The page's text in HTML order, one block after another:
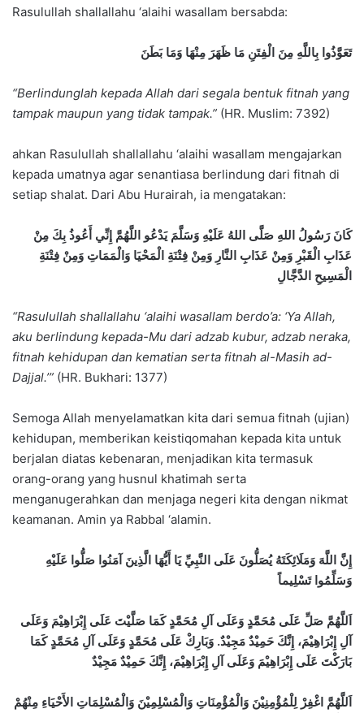
Rasulullah shallallahu ‘alaihi wasallam bersabda:
تَعَوَّذُوا بِاللَّهِ مِنَ الْفِتَنِ مَا ظَهَرَ مِنْهَا وَمَا بَطَنَ
“Berlindunglah kepada Allah dari segala bentuk fitnah yang
tampak maupun yang tidak tampak.” (HR. Muslim: 7392)
ahkan Rasulullah shallallahu ‘alaihi wasallam mengajarkan
kepada umatnya agar senantiasa berlindung dari fitnah di
setiap shalat. Dari Abu Hurairah, ia mengatakan:
كَانَ رَسُولُ اللهِ صَلَّى اللهُ عَلَيْهِ وَسَلَّمَ يَدْعُو اللَّهُمَّ إِنِّي أَعُوذُ بِكَ مِنْ
عَذَابِ الْقَبْرِ وَمِنْ عَذَابِ النَّارِ وَمِنْ فِتْنَةِ الْمَحْيَا وَالْمَمَاتِ وَمِنْ فِتْنَةِ
الْمَسِيحِ الدَّجَّالِ
“Rasulullah shallallahu ‘alaihi wasallam berdo’a: ‘Ya Allah,
aku berlindung kepada-Mu dari adzab kubur, adzab neraka,
fitnah kehidupan dan kematian serta fitnah al-Masih ad-
Dajjal.’” (HR. Bukhari: 1377)
Semoga Allah menyelamatkan kita dari semua fitnah (ujian)
kehidupan, memberikan keistiqomahan kepada kita untuk
berjalan diatas kebenaran, menjadikan kita termasuk
orang-orang yang husnul khatimah serta
menganugerahkan dan menjaga negeri kita dengan nikmat
keamanan. Amin ya Rabbal ‘alamin.
إِنَّ اللَّهَ وَمَلَائِكَتَهُ يُصَلُّونَ عَلَى النَّبِيِّ يَا أَيُّهَا الَّذِينَ آمَنُوا صَلُّوا عَلَيْهِ
وَسَلِّمُوا تَسْلِيماً
اَللَّهُمَّ صَلِّ عَلَى مُحَمَّدٍ وَعَلَى آلِ مُحَمَّدٍ كَمَا صَلَّيْتَ عَلَى إِبْرَاهِيْمَ وَعَلَى
آلِ إِبْرَاهِيْمَ، إِنَّكَ حَمِيْدٌ مَجِيْدٌ. وَبَارِكْ عَلَى مُحَمَّدٍ وَعَلَى آلِ مُحَمَّدٍ كَمَا
بَارَكْتَ عَلَى إِبْرَاهِيْمَ وَعَلَى آلِ إِبْرَاهِيْمَ، إِنَّكَ حَمِيْدٌ مَجِيْدٌ
اَللَّهُمَّ اغْفِرْ لِلْمُؤْمِنِيْنَ وَالْمُؤْمِنَاتِ وَالْمُسْلِمِيْنَ وَالْمُسْلِمَاتِ الأَحْيَاءِ مِنْهُمْ